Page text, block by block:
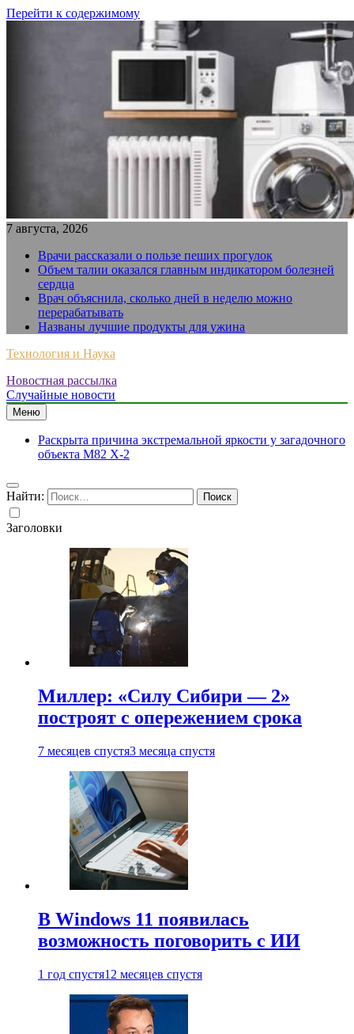
Перейти к содержимому
7 августа, 2026
Врачи рассказали о пользе пеших прогулок
Объем талии оказался главным индикатором болезней
сердца
Врач объяснила, сколько дней в неделю можно
перерабатывать
Названы лучшие продукты для ужина
Технология и Наука
Новостная рассылка
Случайные новости
Меню
Раскрыта причина экстремальной яркости у загадочного
объекта M82 X-2
Найти:
Заголовки
Миллер: «Силу Сибири — 2»
построят с опережением срока
7 месяцев спустя3 месяца спустя
В Windows 11 появилась
возможность поговорить с ИИ
1 год спустя12 месяцев спустя